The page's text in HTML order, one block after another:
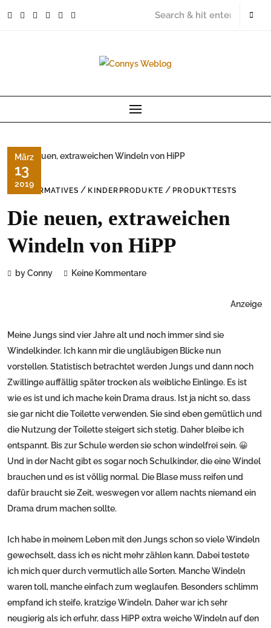
März
13
2019
INFORMATIVES / KINDERPRODUKTE / PRODUKTTESTS
Die neuen, extraweichen
Windeln von HiPP
by Conny Keine Kommentare
Anzeige
Meine Jungs sind vier Jahre alt und noch immer sind sie
Windelkinder. Ich kann mir die ungläubigen Blicke nun
vorstellen. Statistisch betrachtet werden Jungs und dann noch
Zwillinge auffällig später trocken als weibliche Einlinge. Es ist
wie es ist und ich mache kein Drama draus. Ist ja nicht so, dass
sie gar nicht die Toilette verwenden. Sie sind eben gemütlich und
die Nutzung der Toilette steigert sich stetig. Daher bleibe ich
entspannt. Bis zur Schule werden sie schon windelfrei sein. 😀
Und in der Nacht gibt es sogar noch Schulkinder, die eine Windel
brauchen und es ist völlig normal. Die Blase muss reifen und
dafür braucht sie Zeit, weswegen vor allem nachts niemand ein
Drama drum machen sollte.
Ich habe in meinem Leben mit den Jungs schon so viele Windeln
gewechselt, dass ich es nicht mehr zählen kann. Dabei testete
ich mich quer durch vermutlich alle Sorten. Manche Windeln
waren toll, manche einfach zum weglaufen. Besonders schlimm
empfand ich steife, kratzige Windeln. Daher war ich sehr
neugierig als ich erfuhr, dass HiPP extra weiche Windeln auf den